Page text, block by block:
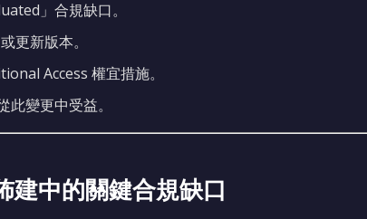
」合規缺口。
更新版本。
Access 權宜措施。
變更中受益。
中的關鍵合規缺口